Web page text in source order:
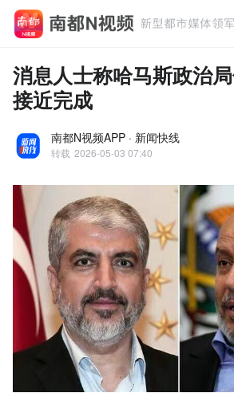
消息人士称哈马斯政治
接近完成
南都N视频APP · 新闻快线
转载 2026-05-03 07:40